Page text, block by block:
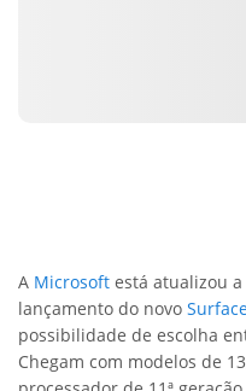
A Microsoft está atualizou
lançamento do novo
possibilidade de escolha
Chegam com modelos de